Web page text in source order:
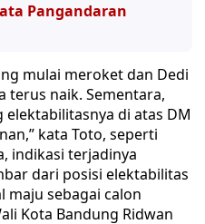
Pangandaran
mulai meroket dan Dedi
terus naik. Sementara,
elektabilitasnya di atas DM
kata Toto, seperti
indikasi terjadinya
dari posisi elektabilitas
sebagai calon
Kota Bandung Ridwan